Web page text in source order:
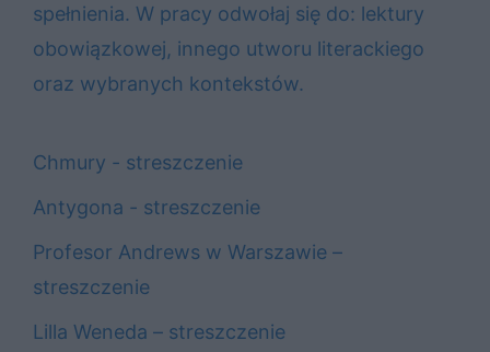
spełnienia. W pracy odwołaj się do: lektury
obowiązkowej, innego utworu literackiego
oraz wybranych kontekstów.
Chmury - streszczenie
Antygona - streszczenie
Profesor Andrews w Warszawie –
streszczenie
Lilla Weneda – streszczenie